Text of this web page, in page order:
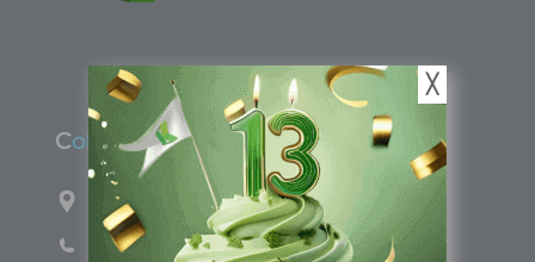
Colombia
Carrera 47A #95-56 oficina 305.
Teléfono: (601) 757 0706
╳